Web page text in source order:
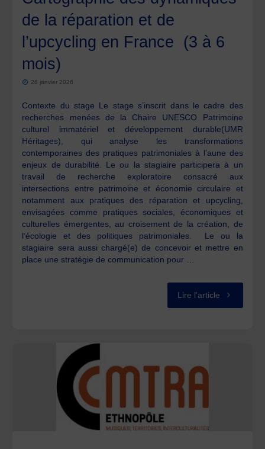
de la réparation et de
l’upcycling en France (3 à 6
mois)
26 janvier 2026
Contexte du stage Le stage s’inscrit dans le cadre des
recherches menées de la Chaire UNESCO Patrimoine
culturel immatériel et développement durable(UMR
Héritages), qui analyse les transformations
contemporaines des pratiques patrimoniales à l’aune des
enjeux de durabilité. Le ou la stagiaire participera à un
travail de recherche exploratoire consacré aux
intersections entre patrimoine et économie circulaire et
notamment aux pratiques des réparation et upcycling,
envisagées comme pratiques sociales, économiques et
culturelles émergentes, au croisement de la création, de
l’écologie et des politiques patrimoniales. Le ou la
stagiaire sera aussi chargé(e) de concevoir et mettre en
place une stratégie de communication pour …
Lire l'article"Offre